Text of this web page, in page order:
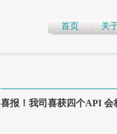
首页 关
喜报！我司喜获四个API 会